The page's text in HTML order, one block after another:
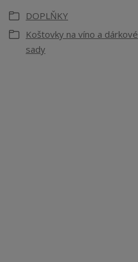
DOPLŇKY
Koštovky na víno a dárkové
sady